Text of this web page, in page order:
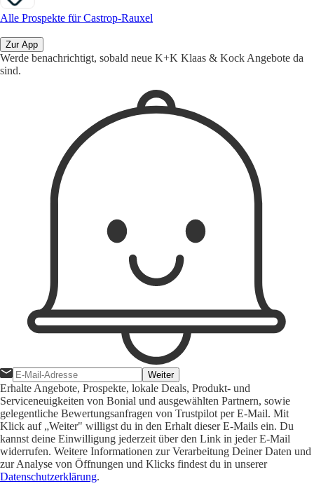
Alle Prospekte für Castrop-Rauxel
Zur App
Werde benachrichtigt, sobald neue K+K Klaas & Kock Angebote da
sind.
Weiter
Erhalte Angebote, Prospekte, lokale Deals, Produkt- und
Serviceneuigkeiten von Bonial und ausgewählten Partnern, sowie
gelegentliche Bewertungsanfragen von Trustpilot per E-Mail. Mit
Klick auf „Weiter" willigst du in den Erhalt dieser E-Mails ein. Du
kannst deine Einwilligung jederzeit über den Link in jeder E-Mail
widerrufen. Weitere Informationen zur Verarbeitung Deiner Daten und
zur Analyse von Öffnungen und Klicks findest du in unserer
Datenschutzerklärung.